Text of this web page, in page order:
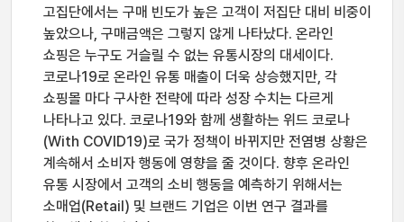
고집단에서는 구매 빈도가 높은 고객이 저집단 대비 비중이
높았으나, 구매금액은 그렇지 않게 나타났다. 온라인
쇼핑은 누구도 거슬릴 수 없는 유통시장의 대세이다.
코로나19로 온라인 유통 매출이 더욱 상승했지만, 각
쇼핑몰 마다 구사한 전략에 따라 성장 수치는 다르게
나타나고 있다. 코로나19와 함께 생활하는 위드 코로나
(With COVID19)로 국가 정책이 바뀌지만 전염병 상황은
계속해서 소비자 행동에 영향을 줄 것이다. 향후 온라인
유통 시장에서 고객의 소비 행동을 예측하기 위해서는
소매업(Retail) 및 브랜드 기업은 이번 연구 결과를